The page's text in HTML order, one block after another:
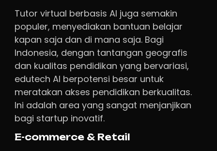
Tutor virtual berbasis AI juga semakin
populer, menyediakan bantuan belajar
kapan saja dan di mana saja. Bagi
Indonesia, dengan tantangan geografis
dan kualitas pendidikan yang bervariasi,
edutech AI berpotensi besar untuk
meratakan akses pendidikan berkualitas.
Ini adalah area yang sangat menjanjikan
bagi startup inovatif.
E-commerce & Retail